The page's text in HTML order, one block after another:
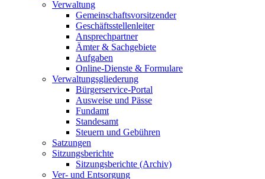
Verwaltung
Gemeinschaftsvorsitzender
Geschäftsstellenleiter
Ansprechpartner
Ämter & Sachgebiete
Aufgaben
Online-Dienste & Formulare
Verwaltungsgliederung
Bürgerservice-Portal
Ausweise und Pässe
Fundamt
Standesamt
Steuern und Gebühren
Satzungen
Sitzungsberichte
Sitzungsberichte (Archiv)
Ver- und Entsorgung